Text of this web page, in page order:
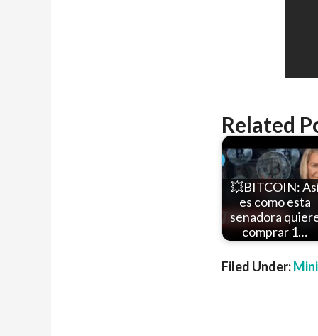
Related
💥BITCOIN:
es como esta
senadora
comprar 1…
Filed Under: